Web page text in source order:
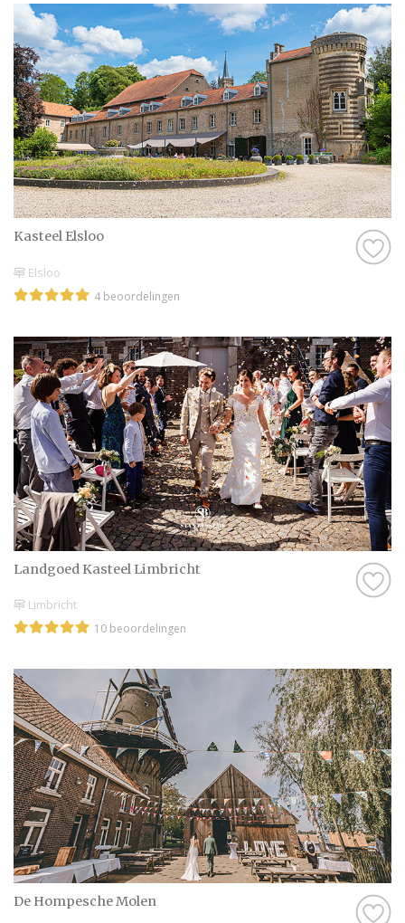
Kasteel Elsloo
Elsloo
4 beoordelingen
Landgoed Kasteel Limbricht
Limbricht
10 beoordelingen
De Hompesche Molen